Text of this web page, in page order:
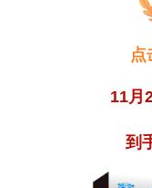
点
11月
到